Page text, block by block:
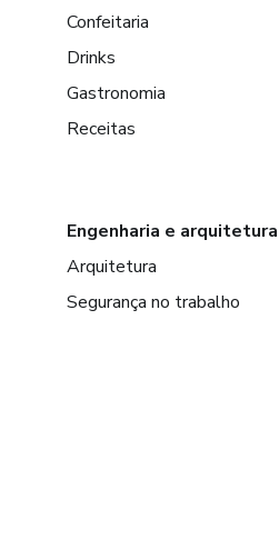
Confeitaria
Drinks
Gastronomia
Receitas
Engenharia e arquitetura
Arquitetura
Segurança no trabalho